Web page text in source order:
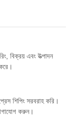
বিক্রয় এবং উত্পাদন
শিপিং সরবরাহ করি।
করুন।